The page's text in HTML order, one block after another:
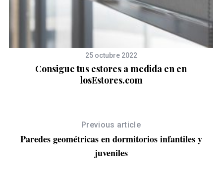
25 octubre 2022
Consigue tus estores a medida en en
losEstores.com
Previous article
Paredes geométricas en dormitorios infantiles y
juveniles